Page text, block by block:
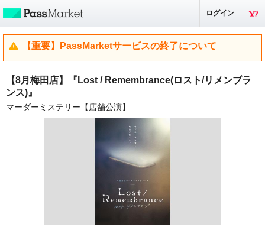
ログイン
【重要】PassMarketサービスの終了について
【8月梅田店】『Lost / Remembrance(ロスト/リメンブラ
ンス)』
マーダーミステリー【店舗公演】